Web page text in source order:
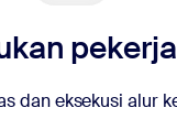
dan eksekusi alur